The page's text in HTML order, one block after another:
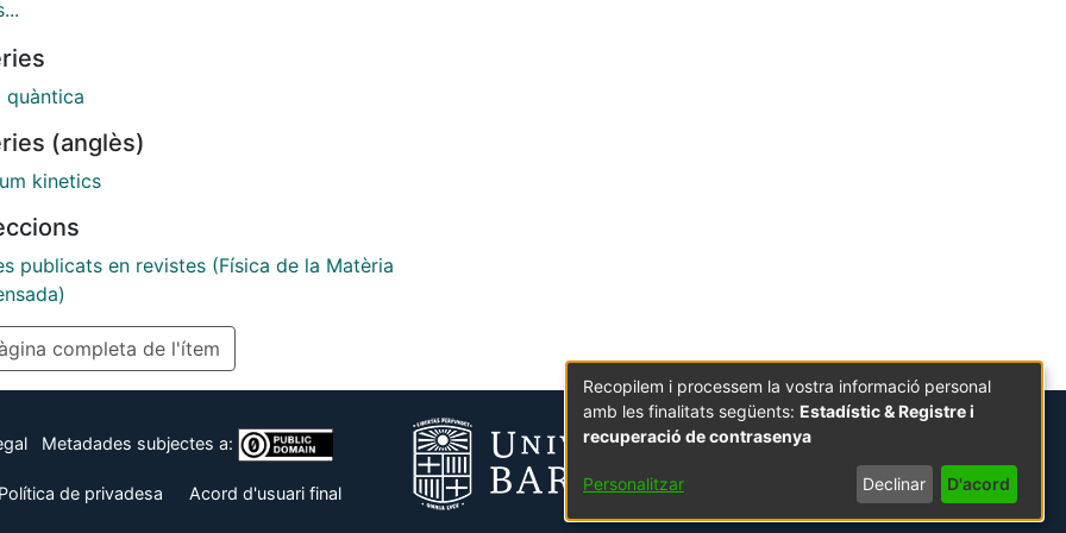
expansion by means of Feynman diagrams.
in connection with an erroneous formulation
equation in a paper recently published.
quàntica
(anglès)
kinetics
publicats en revistes (Física de la Matèria
completa de l'ítem
Metadades subjectes a:
Política de privadesa Acord d'usuari final
Recopilem i processem la vostra informació personal
amb les finalitats següents: Estadístic & Registre i
recuperació de contrasenya
Personalitzar Declinar D'acord